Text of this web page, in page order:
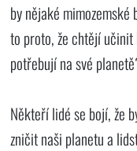
by nějaké
to proto, že chtějí
potřebují na své
Někteří lidé se bojí, že
zničit naši planetu a